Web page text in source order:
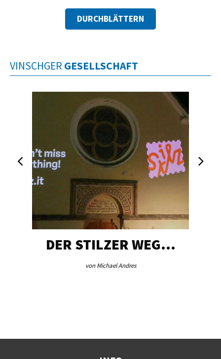
DURCHBLÄTTERN
VINSCHGER GESELLSCHAFT
DER STILZER WEG…
von Michael Andres